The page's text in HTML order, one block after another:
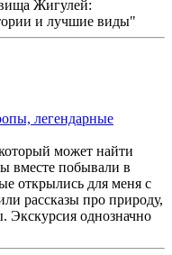
легендарные
может найти
вместе побывали в
открылись для меня с
рассказы про природу,
Экскурсия однозначно